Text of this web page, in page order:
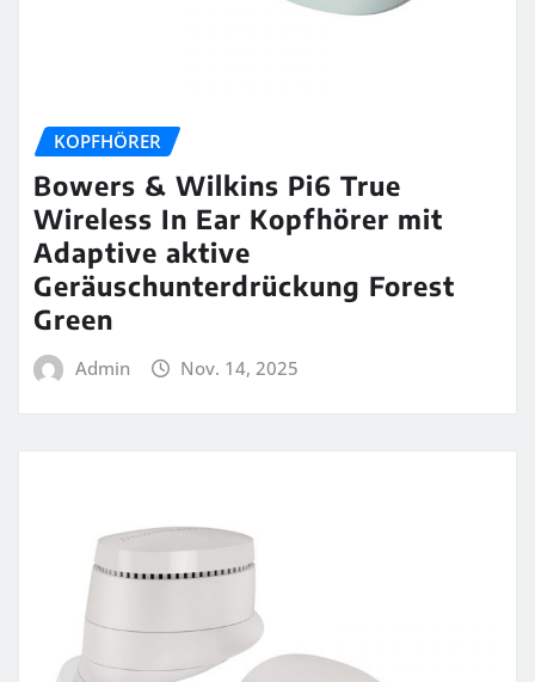
KOPFHÖRER
Bowers & Wilkins Pi6 True
Wireless In Ear Kopfhörer mit
Adaptive aktive
Geräuschunterdrückung Forest
Green
Admin Nov. 14, 2025